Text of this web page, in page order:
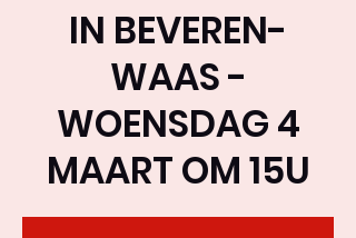
IN BEVEREN-
WAAS -
WOENSDAG 4
MAART OM 15U